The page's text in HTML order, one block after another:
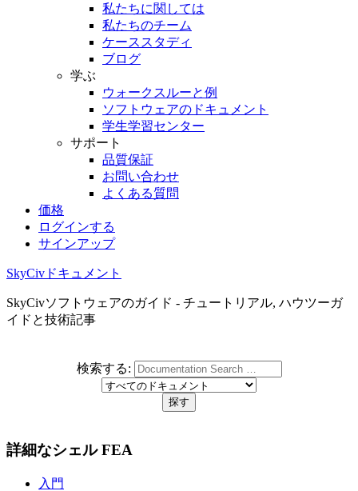
私たちに関しては
私たちのチーム
ケーススタディ
ブログ
学ぶ
ウォークスルーと例
ソフトウェアのドキュメント
学生学習センター
サポート
品質保証
お問い合わせ
よくある質問
価格
ログインする
サインアップ
SkyCivドキュメント
SkyCivソフトウェアのガイド - チュートリアル, ハウツーガ
イドと技術記事
検索する:
詳細なシェル FEA
入門